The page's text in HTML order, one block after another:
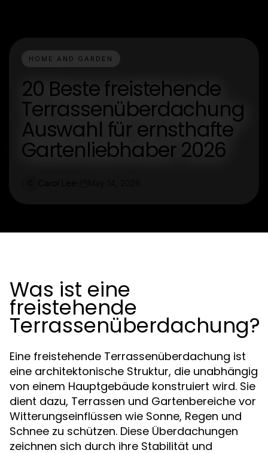
HOME AND GARDEN
20 Beste freistehende
Terrassenüberdachung
Auswahl für ernsthafte
Gartenliebhaber 2026
Was ist eine
freistehende
Terrassenüberdachung?
Eine freistehende Terrassenüberdachung ist
eine architektonische Struktur, die unabhängig
von einem Hauptgebäude konstruiert wird. Sie
dient dazu, Terrassen und Gartenbereiche vor
Witterungseinflüssen wie Sonne, Regen und
Schnee zu schützen. Diese Überdachungen
zeichnen sich durch ihre Stabilität und